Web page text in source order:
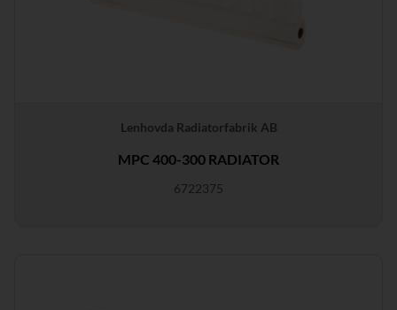
Lenhovda Radiatorfabrik AB
MPC 400-300 RADIATOR
6722375